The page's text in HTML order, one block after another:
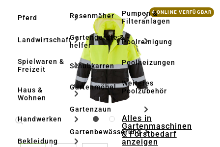
Pferd
Landwirtschaft
Spielwaren &
Freizeit
Haus &
Wohnen
Handwerken
Bekleidung
Rasenmäher
Gartengeräte & -
helfer
Schubkarren
Gartenmöbel
Gartenzaun
Gartenbewässerung
Pumpen &
Filteranlagen
Poolreinigung
Poolheizungen
Weiteres
Poolzubehör
Alles in
Gartenmaschinen
& Forstbedarf
anzeigen
Bildergalerie überspringen 4 ONLINE VERFÜGBAR